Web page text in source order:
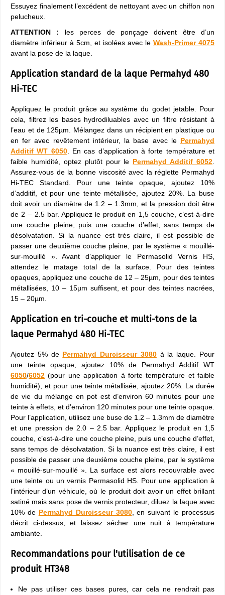
Essuyez finalement l’excédent de nettoyant avec un chiffon non
pelucheux.
ATTENTION : les perces de ponçage doivent être d’un
diamètre inférieur à 5cm, et isolées avec le Wash-Primer 4075
avant la pose de la laque.
Application standard de la laque Permahyd 480
Hi-TEC
Appliquez le produit grâce au système du godet jetable. Pour
cela, filtrez les bases hydrodiluables avec un filtre résistant à
l’eau et de 125µm. Mélangez dans un récipient en plastique ou
en fer avec revêtement intérieur, la base avec le Permahyd
Additif WT 6050. En cas d’application à forte température et
faible humidité, optez plutôt pour le Permahyd Additif 6052
Assurez-vous de la bonne viscosité avec la réglette Permahyd
Hi-TEC Standard. Pour une teinte opaque, ajoutez 10%
d’additif, et pour une teinte métallisée, ajoutez 20%. La buse
doit avoir un diamètre de 1.2 – 1.3mm, et la pression doit être
de 2 – 2.5 bar. Appliquez le produit en 1,5 couche, c’est-à-dire
une couche pleine, puis une couche d’effet, sans temps de
désolvatation. Si la nuance est très claire, il est possible de
passer une deuxième couche pleine, par le système « mouillé-
sur-mouillé ». Avant d’appliquer le Permasolid Vernis HS,
attendez le matage total de la surface. Pour des teintes
opaques, appliquez une couche de 12 – 25µm, pour des teintes
métallisées, 10 – 15µm suffisent, et pour des teintes nacrées,
15 – 20µm.
Application en tri-couche et multi-tons de la
laque Permahyd 480 Hi-TEC
Ajoutez 5% de Permahyd Durcisseur 3080à la laque. Pour
une teinte opaque, ajoutez 10% de Permahyd Additif WT
6050/6052 (pour une application à forte température et faible
humidité), et pour une teinte métallisée, ajoutez 20%. La durée
de vie du mélange en pot est d’environ 60 minutes pour une
teinte à effets, et d’environ 120 minutes pour une teinte opaque.
Pour l’application, utilisez une buse de 1.2 – 1.3mm de diamètre
et une pression de 2.0 – 2.5 bar. Appliquez le produit en 1,5
couche, c’est-à-dire une couche pleine, puis une couche d’effet,
sans temps de désolvatation. Si la nuance est très claire, il est
possible de passer une deuxième couche pleine, par le système
« mouillé-sur-mouillé ». La surface est alors recouvrable avec
une teinte ou un vernis Permasolid HS. Pour une application à
l’intérieur d’un véhicule, où le produit doit avoir un effet brillant
satiné mais sans pose de vernis protecteur, diluez la laque avec
10% de Permahyd Durcisseur 3080, en suivant le processus
décrit ci-dessus, et laissez sécher une nuit à température
ambiante.
Recommandations pour l'utilisation de ce
produit HT348
Ne pas utiliser ces bases pures, car cela ne rendrait pas